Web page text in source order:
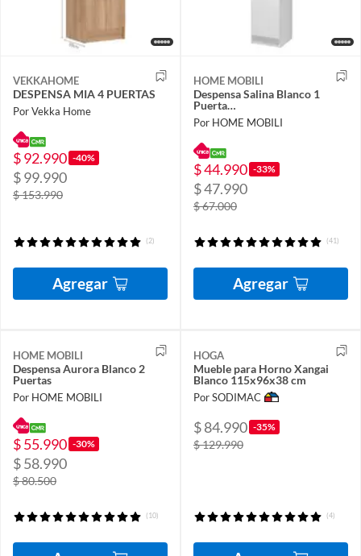
VEKKAHOME
DESPENSA MIA 4 PUERTAS
Por Vekka Home
$ 92.990 -40%
$ 99.990
$ 153.990
(2)
Agregar
HOME MOBILI
Despensa Salina Blanco 1
Puerta…
Por HOME MOBILI
$ 44.990 -33%
$ 47.990
$ 67.000
(41)
Agregar
HOME MOBILI
Despensa Aurora Blanco 2
Puertas
Por HOME MOBILI
$ 55.990 -30%
$ 58.990
$ 80.500
(10)
HOGA
Mueble para Horno Xangai
Blanco 115x96x38 cm
Por SODIMAC
$ 84.990 -35%
$ 129.990
(4)